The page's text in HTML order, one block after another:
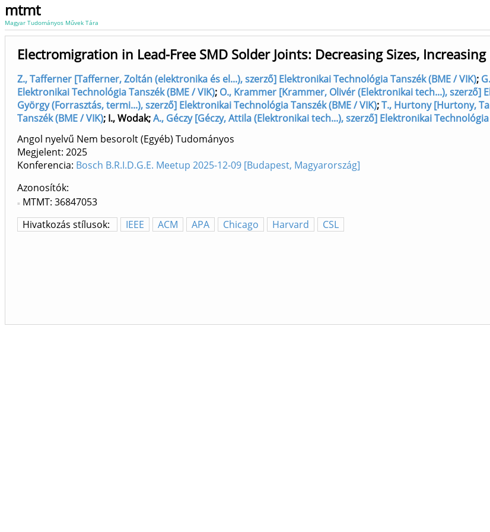
mtmt
Magyar Tudományos Művek Tára
Electromigration in Lead-Free SMD Solder Joints: Decreasing Sizes, Increasing
Z., Tafferner [Tafferner, Zoltán (elektronika és el...), szerző] Elektronikai Technológia Tanszék (BME / VIK);
Elektronikai Technológia Tanszék (BME / VIK); O., Krammer [Krammer, Olivér (Elektronikai tech...), szerző]
György (Forrasztás, termi...), szerző] Elektronikai Technológia Tanszék (BME / VIK);T., Hurtony [Hurtony,
Tanszék (BME / VIK); I., Wodak;A., Géczy [Géczy, Attila (Elektronikai tech...), szerző] Elektronikai Technológia
Angol nyelvű Nem besorolt (Egyéb) Tudományos
Megjelent: 2025
Konferencia: Bosch B.R.I.D.G.E. Meetup 2025-12-09 [Budapest, Magyarország]
Azonosítók
MTMT: 36847053
Hivatkozás stílusok:
IEEE ACM APA Chicago Harvard CSL